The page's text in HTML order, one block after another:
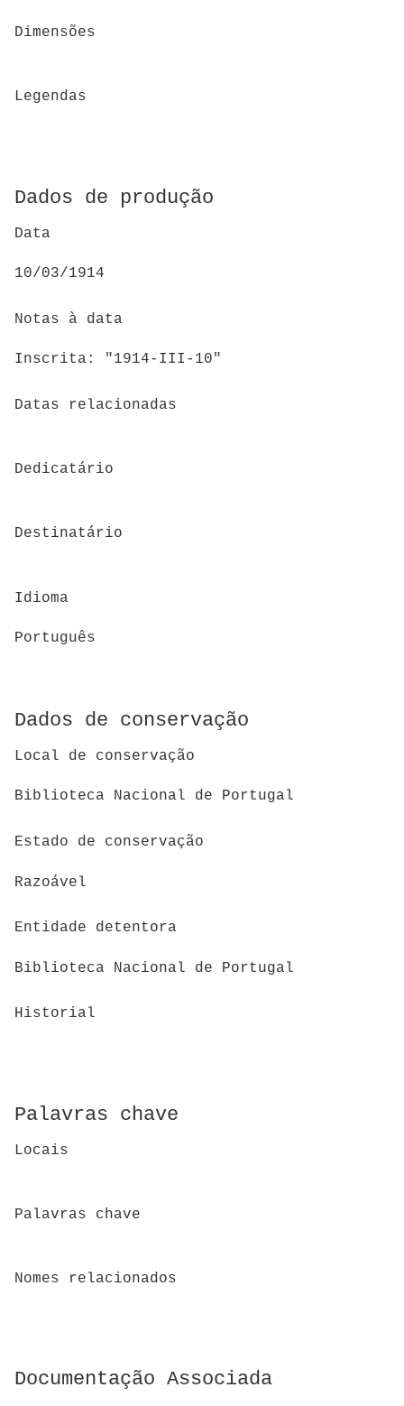
Dimensões
Legendas
Dados de produção
Data
10/03/1914
Notas à data
Inscrita: "1914-III-10"
Datas relacionadas
Dedicatário
Destinatário
Idioma
Português
Dados de conservação
Local de conservação
Biblioteca Nacional de Portugal
Estado de conservação
Razoável
Entidade detentora
Biblioteca Nacional de Portugal
Historial
Palavras chave
Locais
Palavras chave
Nomes relacionados
Documentação Associada